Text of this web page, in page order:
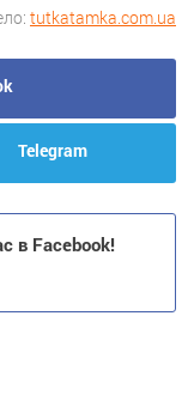
tutkatamka.com.ua
Telegram
в Facebook!